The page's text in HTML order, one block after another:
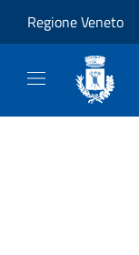
Regione Veneto